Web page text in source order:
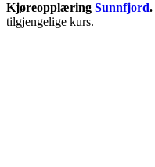
Kjøreopplæring Sunnfjord.
tilgjengelige kurs.